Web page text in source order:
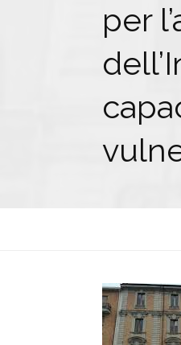
per